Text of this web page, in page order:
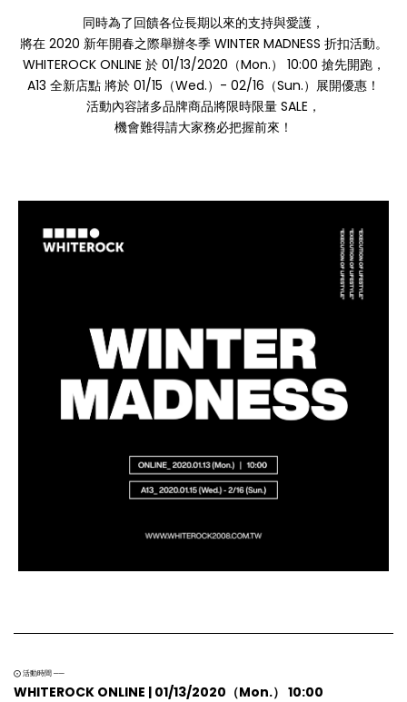
同時為了回饋各位長期以來的支持與愛護，
將在 2020 新年開春之際舉辦冬季 WINTER MADNESS 折扣活動。
WHITEROCK ONLINE 於 01/13/2020（Mon.） 10:00 搶先開跑，
A13 全新店點 將於 01/15（Wed.）- 02/16（Sun.）展開優惠！
活動內容諸多品牌商品將限時限量 SALE，
機會難得請大家務必把握前來！
⨀ 活動時間 ──
WHITEROCK ONLINE | 01/13/2020（Mon.） 10:00